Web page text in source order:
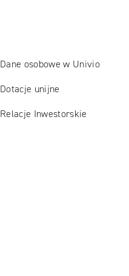
Dane osobowe w Univio
Dotacje unijne
Relacje Inwestorskie